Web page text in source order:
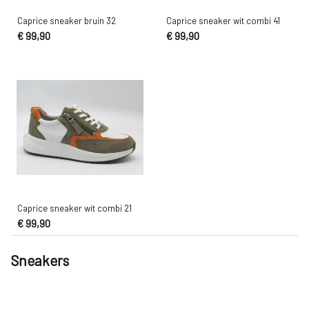
Caprice sneaker bruin 32
€ 99,90
Caprice sneaker wit combi 41
€ 99,90
Caprice sneaker wit combi 21
€ 99,90
Sneakers